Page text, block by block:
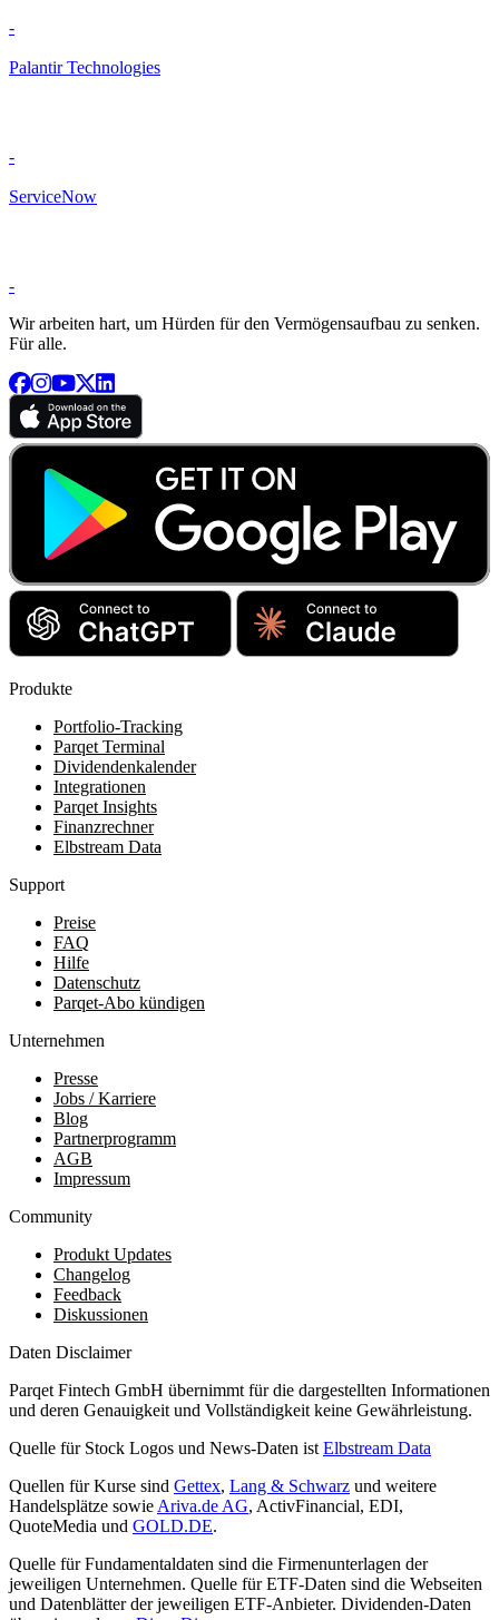
-
Palantir Technologies
-
ServiceNow
-
Wir arbeiten hart, um Hürden für den Vermögensaufbau zu senken.
Für alle.
Produkte
Portfolio-Tracking
Parqet Terminal
Dividendenkalender
Integrationen
Parqet Insights
Finanzrechner
Elbstream Data
Support
Preise
FAQ
Hilfe
Datenschutz
Parqet-Abo kündigen
Unternehmen
Presse
Jobs / Karriere
Blog
Partnerprogramm
AGB
Impressum
Community
Produkt Updates
Changelog
Feedback
Diskussionen
Daten Disclaimer
Parqet Fintech GmbH übernimmt für die dargestellten Informationen
und deren Genauigkeit und Vollständigkeit keine Gewährleistung.
Quelle für Stock Logos und News-Daten ist Elbstream Data
Quellen für Kurse sind Gettex, Lang & Schwarz und weitere
Handelsplätze sowie Ariva.de AG, ActivFinancial, EDI,
QuoteMedia und GOLD.DE.
Quelle für Fundamentaldaten sind die Firmenunterlagen der
jeweiligen Unternehmen. Quelle für ETF-Daten sind die Webseiten
und Datenblätter der jeweiligen ETF-Anbieter. Dividenden-Daten